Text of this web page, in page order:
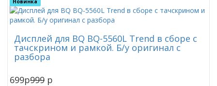
Новинка
Дисплей для BQ BQ-5560L Trend в сборе с
тачскрином и рамкой. Б/у оригинал с
разбора
699p999 p